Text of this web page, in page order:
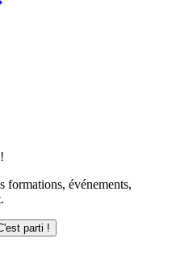
formations, événements,
parti !